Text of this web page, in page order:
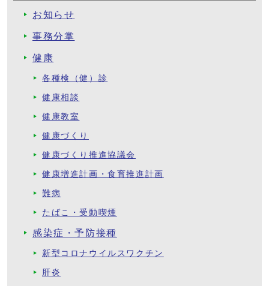
お知らせ
事務分掌
健康
各種検（健）診
健康相談
健康教室
健康づくり
健康づくり推進協議会
健康増進計画・食育推進計画
難病
たばこ・受動喫煙
感染症・予防接種
新型コロナウイルスワクチン
肝炎